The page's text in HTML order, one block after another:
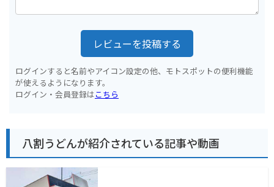
レビューを投稿する
ログインすると名前やアイコン設定の他、モトスポットの便利機能
が使えるようになります。
ログイン・会員登録はこちら
八割うどんが紹介されている記事や動画